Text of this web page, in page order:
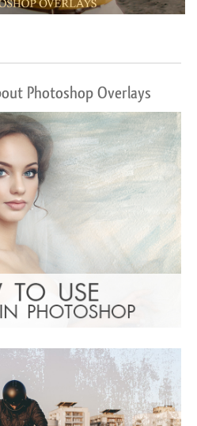
Photoshop Overlays